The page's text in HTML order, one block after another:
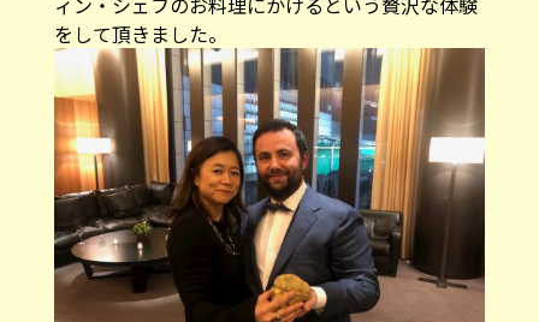
をして頂きました。